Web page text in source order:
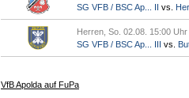
SG VFB / BSC Ap... II vs.
Herren, So. 02.08. 15:00 Uhr
SG VFB / BSC Ap... III vs.
VfB Apolda auf FuPa